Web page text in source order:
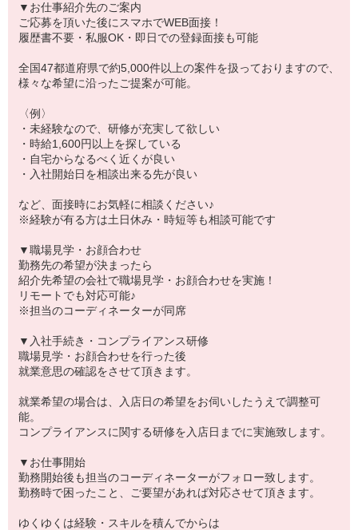
▼お仕事紹介先のご案内
ご応募を頂いた後にスマホでWEB面接！
履歴書不要・私服OK・即日での登録面接も可能
全国47都道府県で約5,000件以上の案件を扱っておりますので、
様々な希望に沿ったご提案が可能。
〈例〉
・未経験なので、研修が充実して欲しい
・時給1,600円以上を探している
・自宅からなるべく近くが良い
・入社開始日を相談出来る先が良い
など、面接時にお気軽に相談ください♪
※経験が有る方は土日休み・時短等も相談可能です
▼職場見学・お顔合わせ
勤務先の希望が決まったら
紹介先希望の会社で職場見学・お顔合わせを実施！
リモートでも対応可能♪
※担当のコーディネーターが同席
▼入社手続き・コンプライアンス研修
職場見学・お顔合わせを行った後
就業意思の確認をさせて頂きます。
就業希望の場合は、入店日の希望をお伺いしたうえで調整可
能。
コンプライアンスに関する研修を入店日までに実施致します。
▼お仕事開始
勤務開始後も担当のコーディネーターがフォロー致します。
勤務時で困ったこと、ご要望があれば対応させて頂きます。
ゆくゆくは経験・スキルを積んでからは